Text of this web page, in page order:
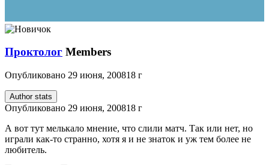
Проктолог Members
Опубликовано 29 июня, 200818 г
Author stats
Опубликовано 29 июня, 200818 г
А вот тут мелькало мнение, что слили матч. Так или нет, но
играли как-то странно, хотя я и не знаток и уж тем более не
любитель.